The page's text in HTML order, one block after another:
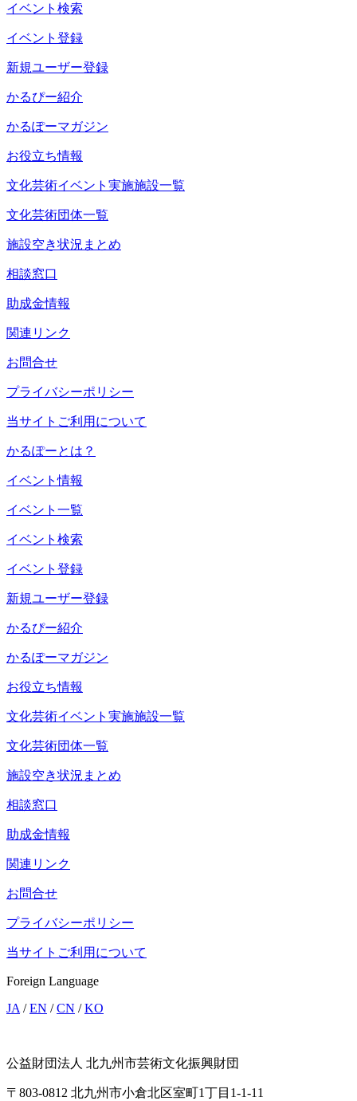
イベント検索
イベント登録
新規ユーザー登録
かるぴー紹介
かるぽーマガジン
お役立ち情報
文化芸術イベント実施施設一覧
文化芸術団体一覧
施設空き状況まとめ
相談窓口
助成金情報
関連リンク
お問合せ
プライバシーポリシー
当サイトご利用について
かるぽーとは？
イベント情報
イベント一覧
イベント検索
イベント登録
新規ユーザー登録
かるぴー紹介
かるぽーマガジン
お役立ち情報
文化芸術イベント実施施設一覧
文化芸術団体一覧
施設空き状況まとめ
相談窓口
助成金情報
関連リンク
お問合せ
プライバシーポリシー
当サイトご利用について
Foreign Language
JA /EN /CN /KO
公益財団法人 北九州市芸術文化振興財団
〒803-0812 北九州市小倉北区室町1丁目1-1-11